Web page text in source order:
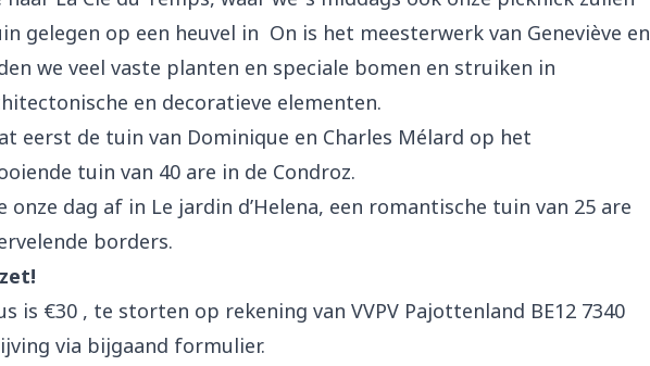
gelegen op een heuvel in On is het meesterwerk van Geneviève en
we veel vaste planten en speciale bomen en struiken in
en decoratieve elementen.
eerst de tuin van Dominique en Charles Mélard op het
tuin van 40 are in de Condroz.
dag af in Le jardin d’Helena, een romantische tuin van 25 are
borders.
is €30 , te storten op rekening van VVPV Pajottenland BE12 7340
via bijgaand formulier.